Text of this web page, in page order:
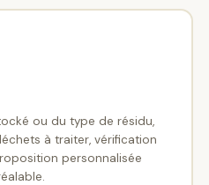
ou du type de résidu,
à traiter, vérification
personnalisée